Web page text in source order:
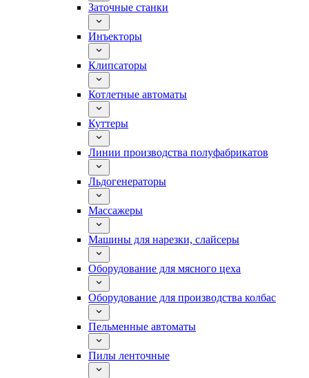
Заточные станки
Инъекторы
Клипсаторы
Котлетные автоматы
Куттеры
Линии производства полуфабрикатов
Льдогенераторы
Массажеры
Машины для нарезки, слайсеры
Оборудование для мясного цеха
Оборудование для производства колбас
Пельменные автоматы
Пилы ленточные